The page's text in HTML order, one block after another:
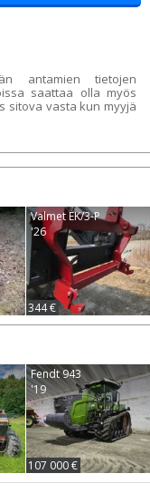
antamien tietojen
saattaa olla myös
sitova vasta kun myyjä
Valmet EK/3-P
'26
344 €
Fendt 943
'19
107 000 €